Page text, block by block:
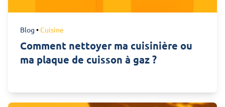
Blog •Cuisine
Comment nettoyer ma cuisinière ou
ma plaque de cuisson à gaz ?